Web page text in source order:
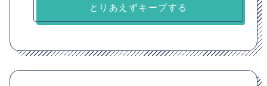
とりあえずキープする